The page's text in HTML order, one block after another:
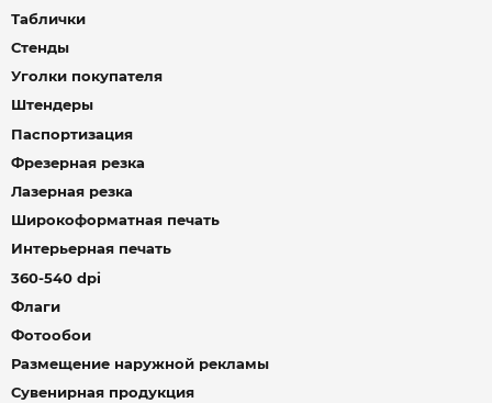
Таблички
Стенды
Уголки покупателя
Штендеры
Паспортизация
Фрезерная резка
Лазерная резка
Широкоформатная печать
Интерьерная печать
360-540 dpi
Флаги
Фотообои
Размещение наружной рекламы
Сувенирная продукция